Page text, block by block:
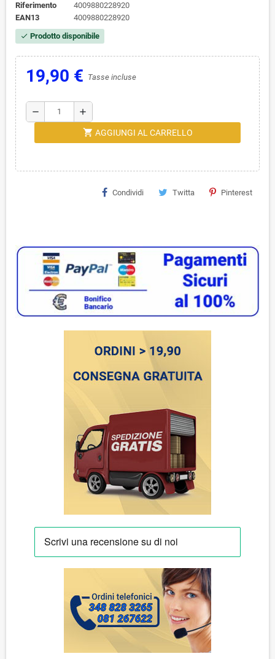
Riferimento
4009880228920
EAN13
4009880228920
check Prodotto disponibile
19,90 € Tasse incluse
remove add
shopping_cart AGGIUNGI AL CARRELLO
Condividi Twitta Pinterest